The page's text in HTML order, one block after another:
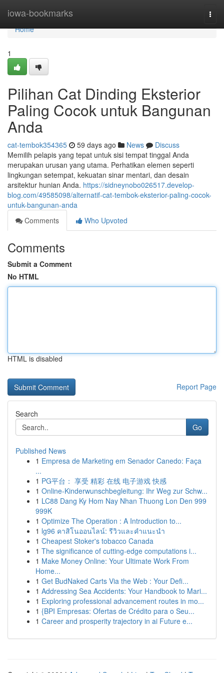
iowa-bookmarks
Home
Home
1
Pilihan Cat Dinding Eksterior
Paling Cocok untuk Bangunan
Anda
cat-tembok354365 59 days ago News
Discuss
Memilih pelapis yang tepat untuk sisi tempat tinggal Anda
merupakan urusan yang utama. Perhatikan elemen seperti
lingkungan setempat, kekuatan sinar mentari, dan desain
arsitektur hunian Anda. https://sidneynobo026517.develop-
blog.com/49585098/alternatif-cat-tembok-eksterior-paling-cocok-
untuk-bangunan-anda
Comments
Who Upvoted
Comments
Submit a Comment
No HTML
HTML is disabled
Report Page
Search
Go
Published News
1 Empresa de Marketing em Senador Canedo: Faça
...
1 PG平台： 享受 精彩 在线 电子游戏 快感
1 Online-Kinderwunschbegleitung: Ihr Weg zur Schw...
1 LC88 Dang Ky Hom Nay Nhan Thuong Lon Den 999
999K
1 Optimize The Operation : A Introduction to...
1 lg96 คาสิโนออนไลน์: รีวิวและคำแนะนำ
1 Cheapest Stoker's tobacco Canada
1 The significance of cutting-edge computations i...
1 Make Money Online: Your Ultimate Work From
Home...
1 Get BudNaked Carts Via the Web : Your Defi...
1 Addressing Sea Accidents: Your Handbook to Mari...
1 Exploring professional advancement routes in mo...
1 {BPI Empresas: Ofertas de Crédito para o Seu...
1 Career and prosperity trajectory in ai Future e...